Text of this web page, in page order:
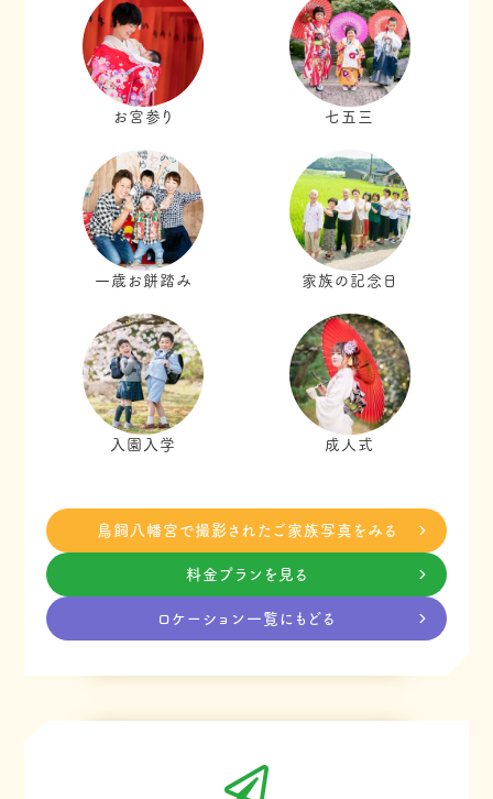
お宮参り 七五三
一歳お餅踏み 家族の記念日
入園入学 成人式
鳥飼八幡宮で撮影されたご家族写真をみる
料金プランを見る
ロケーション一覧にもどる